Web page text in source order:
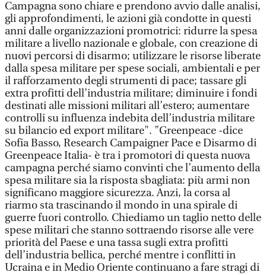
Campagna sono chiare e prendono avvio dalle analisi,
gli approfondimenti, le azioni già condotte in questi
anni dalle organizzazioni promotrici: ridurre la spesa
militare a livello nazionale e globale, con creazione di
nuovi percorsi di disarmo; utilizzare le risorse liberate
dalla spesa militare per spese sociali, ambientali e per
il rafforzamento degli strumenti di pace; tassare gli
extra profitti dell’industria militare; diminuire i fondi
destinati alle missioni militari all’estero; aumentare
controlli su influenza indebita dell’industria militare
su bilancio ed export militare". "Greenpeace -dice
Sofia Basso, Research Campaigner Pace e Disarmo di
Greenpeace Italia- è tra i promotori di questa nuova
campagna perché siamo convinti che l’aumento della
spesa militare sia la risposta sbagliata: più armi non
significano maggiore sicurezza. Anzi, la corsa al
riarmo sta trascinando il mondo in una spirale di
guerre fuori controllo. Chiediamo un taglio netto delle
spese militari che stanno sottraendo risorse alle vere
priorità del Paese e una tassa sugli extra profitti
dell’industria bellica, perché mentre i conflitti in
Ucraina e in Medio Oriente continuano a fare stragi di